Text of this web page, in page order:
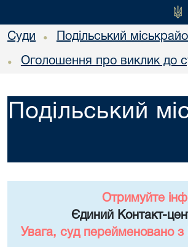
Суди • Подільський
• Оголошення про виклик до
Подільський
Отримуйте
Єдиний Контакт-
Увага, суд перейменовано з